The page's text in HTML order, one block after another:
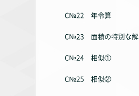
C№22 年令算
C№23 面積の特別な
C№24 相似
C№25 相似②